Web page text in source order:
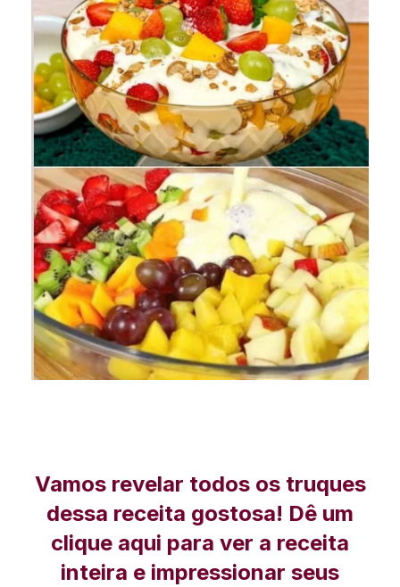
Vamos revelar todos os truques
dessa receita gostosa! Dê um
clique aqui para ver a receita
inteira e impressionar seus